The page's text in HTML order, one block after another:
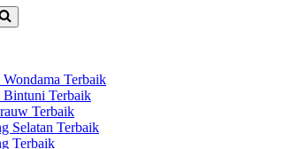
Terbaik
Bintuni Terbaik
Terbaik
Selatan Terbaik
Terbaik